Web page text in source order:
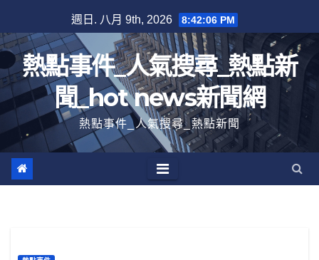
至
內
容
週日. 八月 9th, 2026 8:42:07 PM
熱點事件_人氣搜尋_熱點新
聞_hot news新聞網
熱點事件_人氣搜尋_熱點新聞